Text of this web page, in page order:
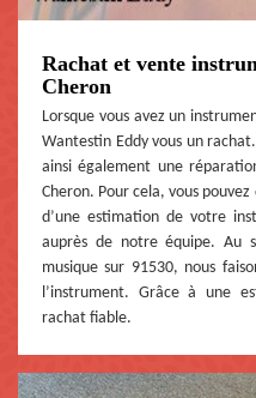
Rachat et vente
Cheron
Lorsque vous avez un
Wantestin Eddy vous un
ainsi également une
Cheron. Pour cela, vous
d’une estimation de votre
auprès de notre équipe. Au
musique sur 91530, nous
l’instrument. Grâce à une
rachat fiable.